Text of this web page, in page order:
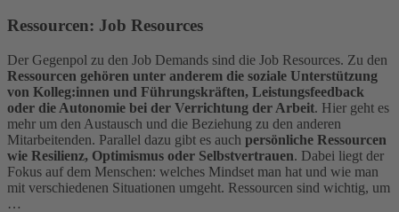
Ressourcen: Job Resources
Der Gegenpol zu den Job Demands sind die Job Resources. Zu den
Ressourcen gehören unter anderem die soziale Unterstützung
von Kolleg:innen und Führungskräften, Leistungsfeedback
oder die Autonomie bei der Verrichtung der Arbeit. Hier geht es
mehr um den Austausch und die Beziehung zu den anderen
Mitarbeitenden. Parallel dazu gibt es auch persönliche Ressourcen
wie Resilienz, Optimismus oder Selbstvertrauen. Dabei liegt der
Fokus auf dem Menschen: welches Mindset man hat und wie man
mit verschiedenen Situationen umgeht. Ressourcen sind wichtig, um
…